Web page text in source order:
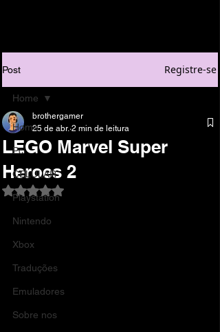
Post Registre-se
Home
Pc
CELULAR
Playstation
Nintendo
Xbox
Traduções
Emuladores
Sobre nos
Home
LEGO Marvel Super
Heroes 2
brothergamer
25 de abr. 2 min de leitura
Avaliado com NaN de 5 estrelas.